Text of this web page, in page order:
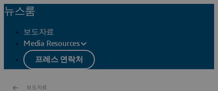
뉴스룸
보도자료
Media Resources
프레스 연락처
보도자료